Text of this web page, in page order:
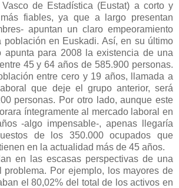
de Estadística (Eustat) a corto y
fiables, ya que a largo presentan
apuntan un claro empeoramiento
población en Euskadi. Así, en su último
apunta para 2008 la existencia de una
45 y 64 años de 585.900 personas.
entre cero y 19 años, llamada a
que deje el grupo anterior, será
personas. Por otro lado, aunque este
íntegramente al mercado laboral en
-algo impensable-, apenas llegaría
de los 350.000 ocupados que
en la actualidad más de 45 años.
en las escasas perspectivas de una
problema. Por ejemplo, los mayores de
el 80,02% del total de los activos en